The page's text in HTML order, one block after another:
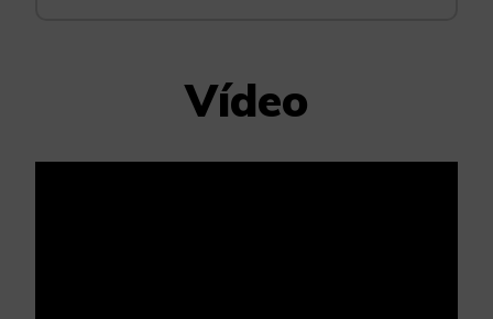
Vídeo